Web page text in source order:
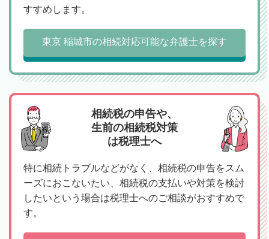
すすめします。
東京 稲城市の相続対応可能な弁護士を探す
相続税の申告や、
生前の相続税対策
は税理士へ
特に相続トラブルなどがなく、相続税の申告をスム
ーズにおこないたい、相続税の支払いや対策を検討
したいという場合は税理士へのご相談がおすすめで
す。